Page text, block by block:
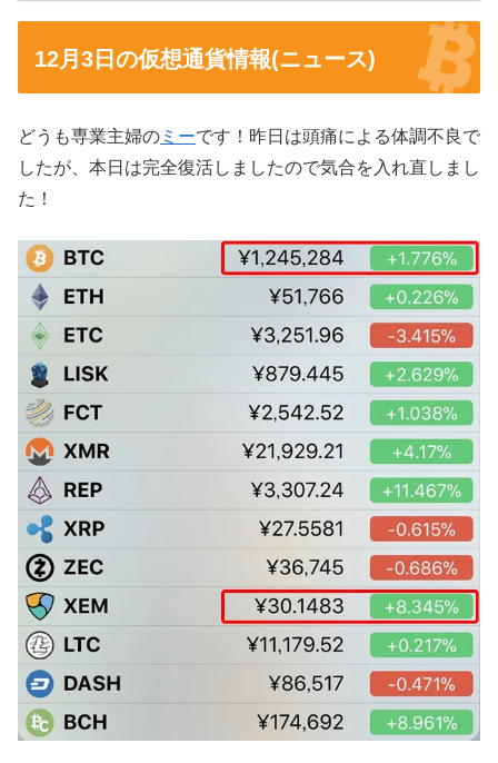
12月3日の仮想通貨情報(ニュース)
どうも専業主婦の ミーです！昨日は頭痛による体調不良で
したが、本日は完全復活しましたので気合を入れ直しまし
た！